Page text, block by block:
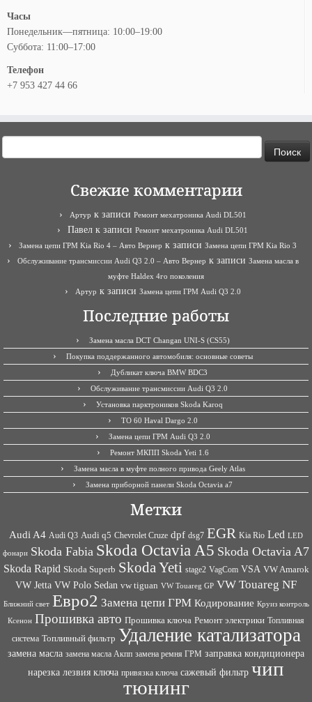
Часы
Понедельник—пятница: 10:00–19:00
Суббота: 11:00–17:00
Телефон
+7 953 427 44 66
Свежие комментарии
Артур к записи Ремонт мехатроника Audi DL501
Павел к записи Ремонт мехатроника Audi DL501
Замена цепи ГРМ Kia Rio 4 – Авто Вернер к записи Замена цепи ГРМ Kia Rio 3
Обслуживание трансмиссии Audi Q3 2.0 – Авто Вернер к записи Замена масла в
муфте Haldex 4го поколения
Артур к записи Замена цепи ГРМ Audi Q3 2.0
Последние работы
Замена масла DCT Changan UNI-S (CS55)
Покупка поддержанного автомобиля: основные советы
Дубликат ключа BMW BDC3
Обслуживание трансмиссии Audi Q3 2.0
Установка парктроников Skoda Karoq
ТО 60 Haval Dargo 2.0
Замена цепи ГРМ Audi Q3 2.0
Ремонт МКПП Skoda Yeti 1.6
Замена масла в муфте полного привода Geely Atlas
Замена приборной панели Skoda Octavia a7
Метки
Audi A4 Audi Q3 Audi q5 Chevrolet Cruze dpf dsg7 EGR Kia Rio Led LED
фонари Skoda Fabia Skoda Octavia A5 Skoda Octavia A7
Skoda Rapid Skoda Superb Skoda Yeti stage2 VagCom VSA VW Amarok
VW Jetta VW Polo Sedan vw tiguan VW Touareg GP VW Touareg NF
Ближний свет Евро2 Замена цепи ГРМ Кодирование Круиз контроль
Ксенон Прошивка авто Прошивка ключа Ремонт электрики Топливная
система Топливный фильтр Удаление катализатора
замена масла замена масла Акпп замена ремня ГРМ заправка кондиционера
нарезка лезвия ключа привязка ключа сажевый фильтр чип
тюнинг